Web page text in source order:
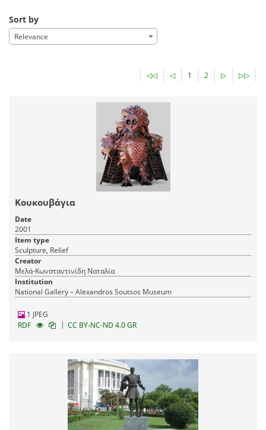
Sort by
Relevance
◁◁ ◁ 1 2 ▷ ▷▷
Κουκουβάγια
Date
2001
Item type
Sculpture, Relief
Creator
Μελά-Κωνσταντινίδη Ναταλία
Institution
National Gallery – Alexandros Soutsos Museum
1 JPEG
RDF
| CC BY-NC-ND 4.0 GR